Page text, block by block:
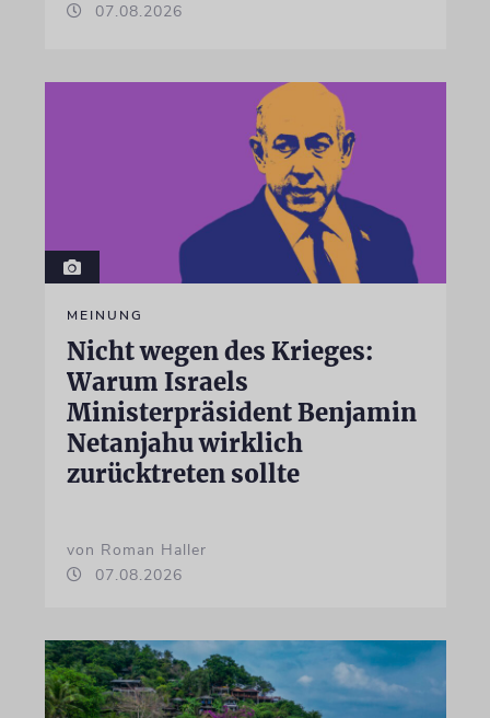
07.08.2026
MEINUNG
Nicht wegen des Krieges:
Warum Israels
Ministerpräsident Benjamin
Netanjahu wirklich
zurücktreten sollte
von Roman Haller
07.08.2026